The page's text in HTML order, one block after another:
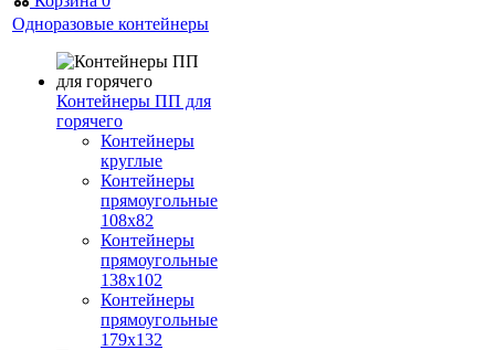
Одноразовые контейнеры
Контейнеры ПП для
горячего
Контейнеры
круглые
Контейнеры
прямоугольные
108х82
Контейнеры
прямоугольные
138х102
Контейнеры
прямоугольные
179х132